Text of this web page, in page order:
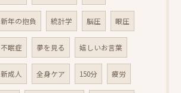
新年の抱負 統計学 脳圧 眼圧
不眠症 夢を見る 嬉しいお言葉
新成人 全身ケア 150分 疲労